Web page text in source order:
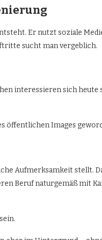
Er nutzt soziale
sucht man vergeblich.
interessieren sich
öffentlichen Images
Aufmerksamkeit stellt.
Beruf naturgemäß mit